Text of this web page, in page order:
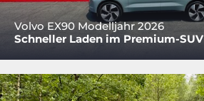
Volvo EX90 Modelljahr 2026
Schneller Laden im Premium-SUV